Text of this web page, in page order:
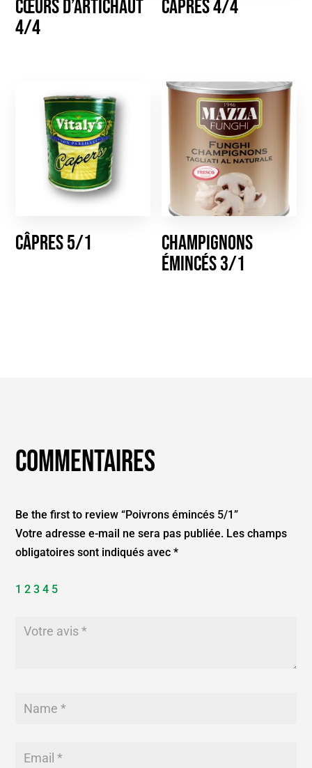
Cœurs d’Artichaut
4/4
Câpres 4/4
Câpres 5/1
Champignons
émincés 3/1
Commentaires
Be the first to review “Poivrons émincés 5/1”
Votre adresse e-mail ne sera pas publiée. Les champs
obligatoires sont indiqués avec*
1 2 3 4 5